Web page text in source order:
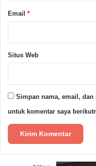
gandeng para tokoh
mencegah faham
simpatisannya”.
FKPT
Email *
Situs Web
Simpan nama, email,
untuk komentar saya